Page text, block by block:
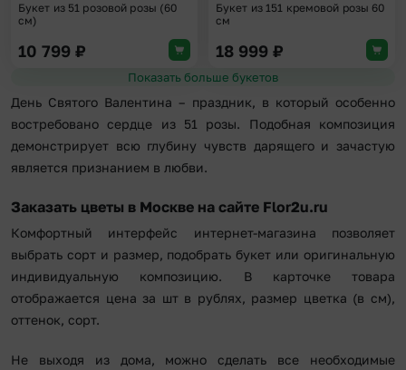
Букет из 51 розовой розы (60
см)
10 799 ₽
Букет из 151 кремовой розы 60
см
18 999 ₽
Показать больше букетов
День Святого Валентина – праздник, в который особенно
востребовано сердце из 51 розы. Подобная композиция
демонстрирует всю глубину чувств дарящего и зачастую
является признанием в любви.
Заказать цветы в Москве на сайте Flor2u.ru
Комфортный интерфейс интернет-магазина позволяет
выбрать сорт и размер, подобрать букет или оригинальную
индивидуальную композицию. В карточке товара
отображается цена за шт в рублях, размер цветка (в см),
оттенок, сорт.
Не выходя из дома, можно сделать все необходимые